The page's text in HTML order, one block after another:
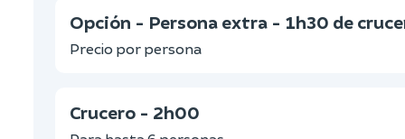
Opción - Persona extra - 1h30 de
Precio por persona
Crucero - 2h00